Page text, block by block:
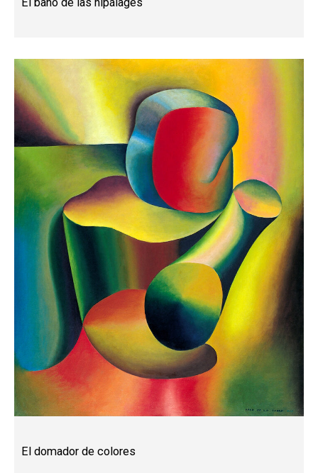
El domador de colores